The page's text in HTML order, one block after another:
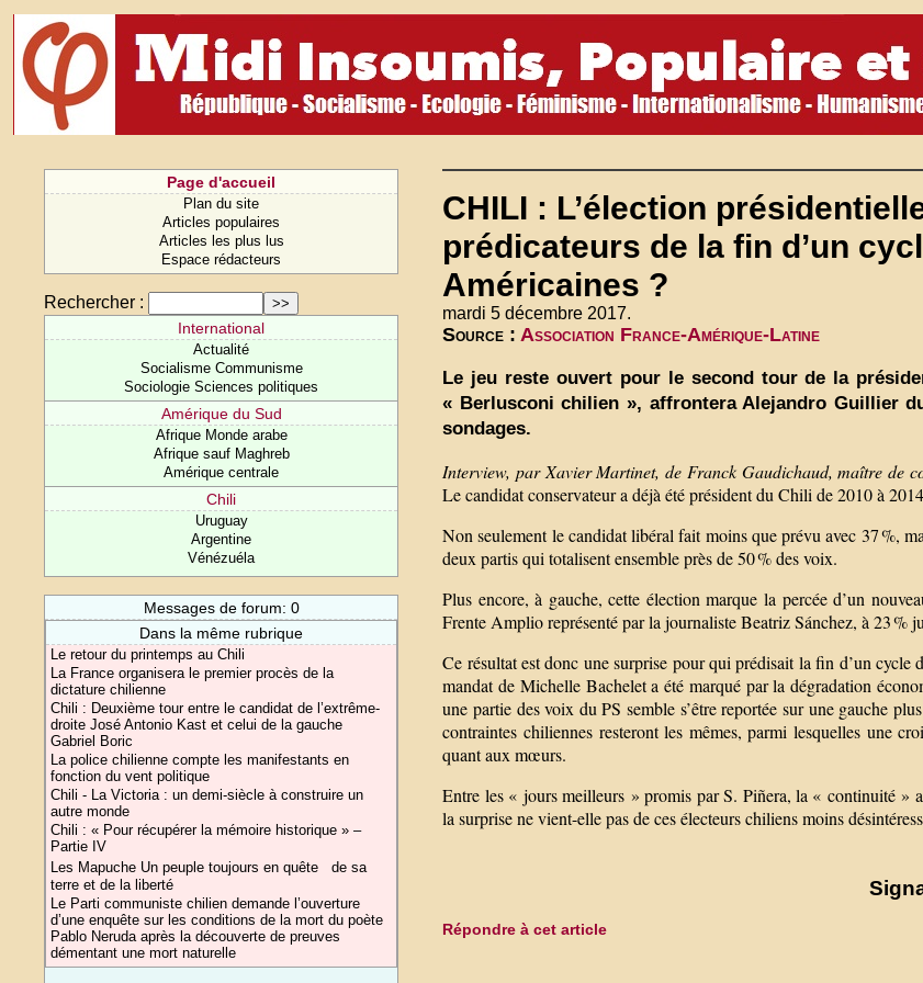
Page d'accueil
Plan du site
Articles populaires
Articles les plus lus
Espace rédacteurs
Rechercher :
International
Actualité
Socialisme Communisme
Sociologie Sciences politiques
Amérique du Sud
Afrique Monde arabe
Afrique sauf Maghreb
Amérique centrale
Chili
Uruguay
Argentine
Vénézuéla
Messages de forum: 0
Dans la même rubrique
Le retour du printemps au Chili
La France organisera le premier procès de la
dictature chilienne
Chili : Deuxième tour entre le candidat de l’extrême-
droite José Antonio Kast et celui de la gauche
Gabriel Boric
La police chilienne compte les manifestants en
fonction du vent politique
Chili - La Victoria : un demi-siècle à construire un
autre monde
Chili : « Pour récupérer la mémoire historique » –
Partie IV
Les Mapuche Un peuple toujours en quête de sa
terre et de la liberté
Le Parti communiste chilien demande l’ouverture
d’une enquête sur les conditions de la mort du poète
Pablo Neruda après la découverte de preuves
démentant une mort naturelle
CHILI : L’élection
prédicateurs de la fin d’un
Américaines ?
mardi 5 décembre 2017.
Source :Association France-Amérique-Latine
Le jeu reste ouvert pour le second tour de la
« Berlusconi chilien », affrontera Alejandro Guillier
sondages.
Interview, par Xavier Martinet, de Franck Gaudichaud, maître de
Le candidat conservateur a déjà été président du Chili de 2010 à
Non seulement le candidat libéral fait moins que prévu avec 37 %,
deux partis qui totalisent ensemble près de 50 % des voix.
Plus encore, à gauche, cette élection marque la percée d’un
Frente Amplio représenté par la journaliste Beatriz Sánchez, à 23 %
Ce résultat est donc une surprise pour qui prédisait la fin d’un
mandat de Michelle Bachelet a été marqué par la dégradation
une partie des voix du PS semble s’être reportée sur une gauche
contraintes chiliennes resteront les mêmes, parmi lesquelles une
quant aux mœurs.
Entre les « jours meilleurs » promis par S. Piñera, la « continuité »
la surprise ne vient-elle pas de ces électeurs chiliens moins
Répondre à cet article